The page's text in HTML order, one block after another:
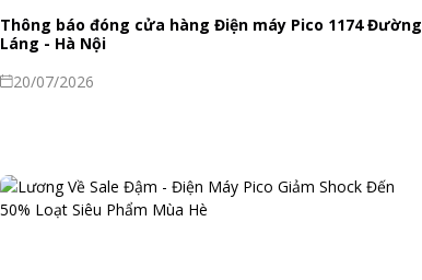
Thông báo đóng cửa hàng Điện máy Pico 1174 Đường
Láng - Hà Nội
20/07/2026